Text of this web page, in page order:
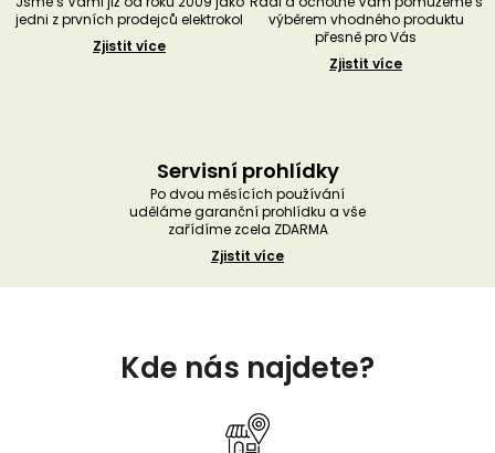
jedni z prvních prodejců elektrokol
Zjistit více
výběrem vhodného produktu
přesně pro Vás
Zjistit více
Servisní prohlídky
Po dvou měsících používání
uděláme garanční prohlídku a vše
zařídíme zcela ZDARMA
Zjistit více
Kde nás najdete?